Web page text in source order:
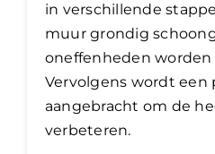
in verschillende
muur grondig
oneffenheden
Vervolgens wordt een
aangebracht om de
verbeteren.